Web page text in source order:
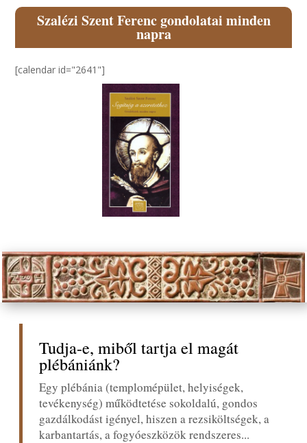
Szalézi Szent Ferenc gondolatai minden
napra
[calendar id="2641"]
Tudja-e, miből tartja el magát
plébániánk?
Egy plébánia (templomépület, helyiségek,
tevékenység) működtetése sokoldalú, gondos
gazdálkodást igényel, hiszen a rezsiköltségek, a
karbantartás, a fogyóeszközök rendszeres...